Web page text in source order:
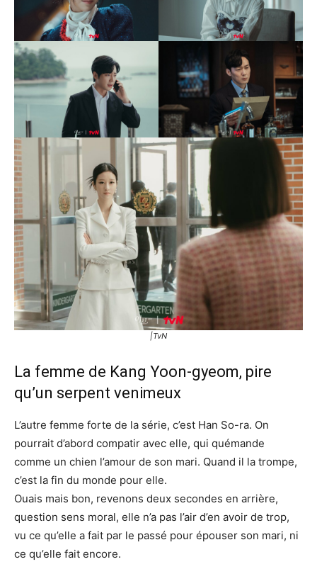
|TvN
La femme de Kang Yoon-gyeom, pire
qu’un serpent venimeux
L’autre femme forte de la série, c’est Han So-ra. On
pourrait d’abord compatir avec elle, qui quémande
comme un chien l’amour de son mari. Quand il la trompe,
c’est la fin du monde pour elle.
Ouais mais bon, revenons deux secondes en arrière,
question sens moral, elle n’a pas l’air d’en avoir de trop,
vu ce qu’elle a fait par le passé pour épouser son mari, ni
ce qu’elle fait encore.